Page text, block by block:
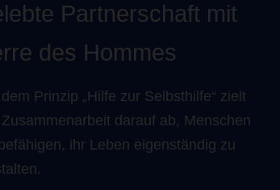
Partnerschaft mit
des Hommes
Prinzip „Hilfe zur Selbsthilfe“ zielt
darauf ab, Menschen
ihr Leben eigenständig zu